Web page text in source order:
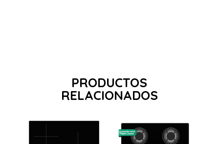
PRODUCTOS
RELACIONADOS
Zonas
cocción 3
Gas Butano